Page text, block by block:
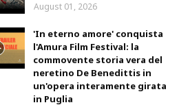
August 01, 2026
'In eterno amore' conquista
l'Amura Film Festival: la
commovente storia vera del
neretino De Benedittis in
un'opera interamente girata
in Puglia